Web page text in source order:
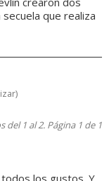
que realiza
)
1 al 2. Página 1 de 1